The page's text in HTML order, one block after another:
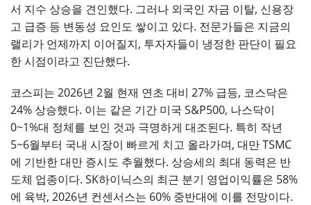
서 지수 상승을 견인했다. 그러나 외국인 자금 이탈, 신용장
고 급증 등 변동성 요인도 쌓이고 있다. 전문가들은 지금의
랠리가 언제까지 이어질지, 투자자들이 냉정한 판단이 필요
한 시점이라고 진단했다.
코스피는 2026년 2월 현재 연초 대비 27% 급등, 코스닥은
24% 상승했다. 이는 같은 기간 미국 S&P500, 나스닥이
0~1%대 정체를 보인 것과 극명하게 대조된다. 특히 작년
5~6월부터 국내 시장이 빠르게 치고 올라가며, 대만 TSMC
에 기반한 대만 증시도 추월했다. 상승세의 최대 동력은 반
도체 업종이다. SK하이닉스의 최근 분기 영업이익률은 58%
에 육박, 2026년 컨센서스는 60% 중반대에 이를 전망이다.